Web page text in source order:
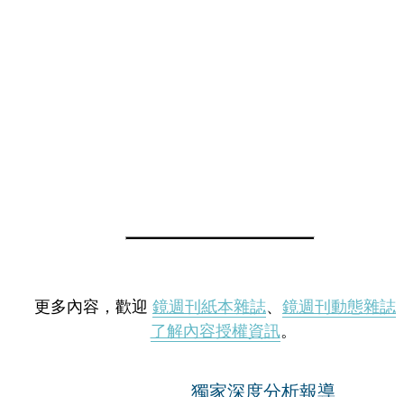
更多內容，歡迎 鏡週刊紙本雜誌、 鏡週刊動態雜誌
了解內容授權資訊。
獨家深度分析報導